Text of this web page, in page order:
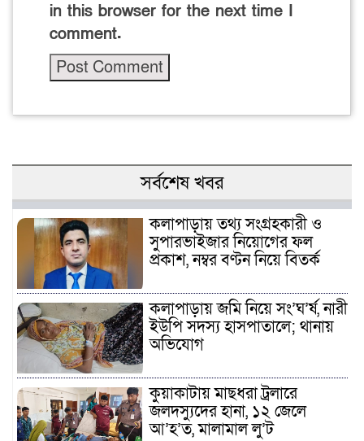
in this browser for the next time I
comment.
সর্বশেষ খবর
কলাপাড়ায় তথ্য সংগ্রহকারী ও
সুপারভাইজার নিয়োগের ফল
প্রকাশ, নম্বর বণ্টন নিয়ে বিতর্ক
কলাপাড়ায় জমি নিয়ে সং’ঘ’র্ষ, নারী
ইউপি সদস্য হাসপাতালে; থানায়
অভিযোগ
কুয়াকাটায় মাছধরা ট্রলারে
জলদস্যুদের হানা, ১২ জেলে
আ’হ’ত, মালামাল লু’ট